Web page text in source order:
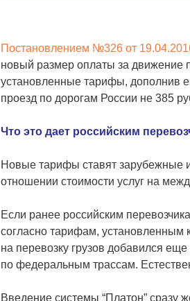
Постановлением №326 от
новый размер оплаты за движение
установленные тарифы, дополнив
проезд по дорогам России не 385
Что это дает российским
Новые тарифы ставят зарубежные
отношении стоимости услуг на
Если ранее российским
согласно тарифам, установленным
на перевозку грузов добавился
по федеральным трассам.
Введение системы “Платон” сразу